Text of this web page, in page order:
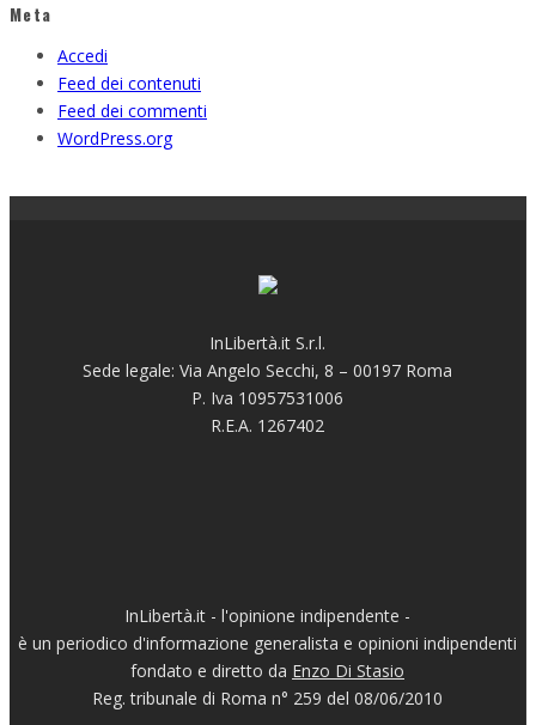
Meta
Accedi
Feed dei contenuti
Feed dei commenti
WordPress.org
InLibertà.it S.r.l.
Sede legale: Via Angelo Secchi, 8 – 00197 Roma
P. Iva 10957531006
R.E.A. 1267402
InLibertà.it - l'opinione indipendente -
è un periodico d'informazione generalista e opinioni indipendenti
fondato e diretto da Enzo Di Stasio
Reg. tribunale di Roma n° 259 del 08/06/2010